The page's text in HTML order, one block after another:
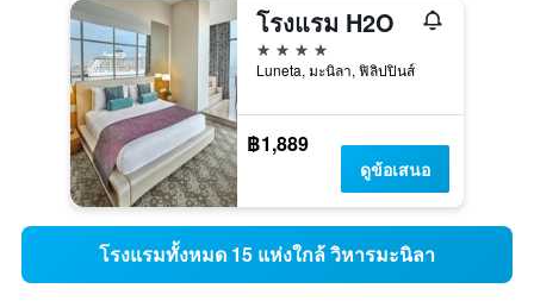
โรงแรม H2O
4 ดาว
Luneta, มะนิลา, ฟิลิปปินส์
฿1,889
ดูข้อเสนอ
โรงแรมทั้งหมด 15 แห่งใกล้ วิหารมะนิลา